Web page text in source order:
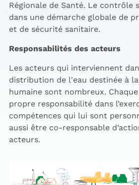
Régionale de Santé. Le contrôle
dans une démarche globale de
et de sécurité sanitaire.
Responsabilités des acteurs
Les acteurs qui interviennent
distribution de l'eau destinée à
humaine sont nombreux.
propre responsabilité dans
compétences qui lui sont
aussi être co-responsable
acteurs.